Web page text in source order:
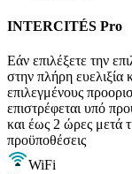
INTERCITÉS Pro
Εάν επιλέξετε την
στην πλήρη ευελιξία
επιλεγμένους
επιστρέφεται υπό
και έως 2 ώρες μετά
προϋποθέσεις
WiFi